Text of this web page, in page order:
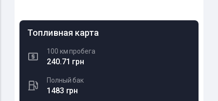
Топливная карта
100 км пробега
240.71 грн
Полный бак
1483 грн